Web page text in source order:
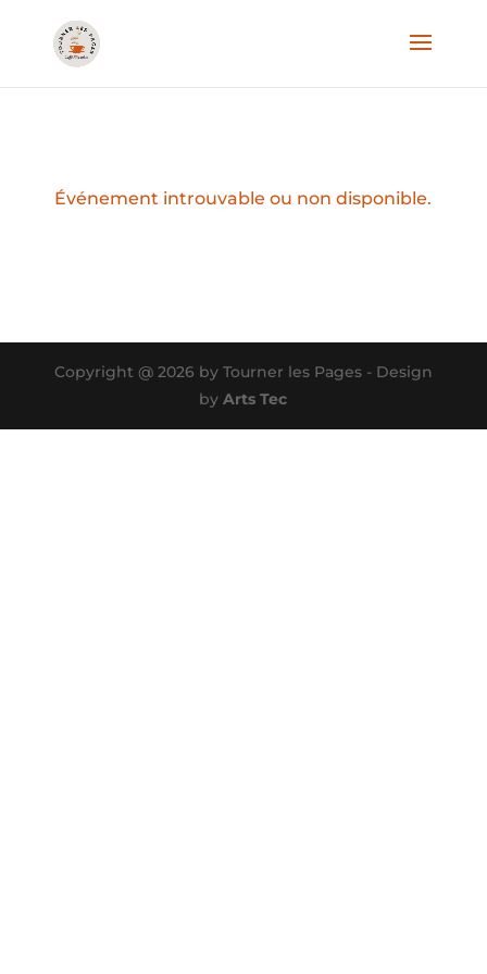
Événement introuvable ou non disponible.
Copyright @ 2026 by Tourner les Pages - Design
byArts Tec